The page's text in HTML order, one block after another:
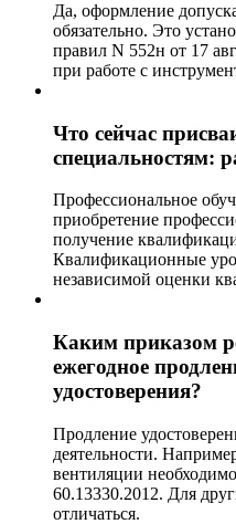
Да, оформление
обязательно. Это
правил N 552н от 17
при работе с
Что сейчас
специальностям:
Профессиональное
приобретение
получение
Квалификационные
независимой оценки
Каким приказом
ежегодное
удостоверения?
Продление
деятельности.
вентиляции
60.13330.2012. Для
отличаться.